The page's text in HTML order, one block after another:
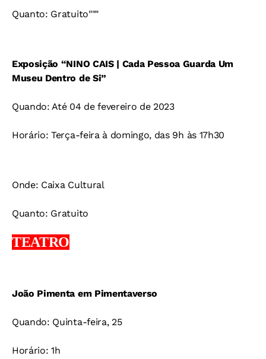
Quanto: Gratuito"""
Exposição “NINO CAIS | Cada Pessoa Guarda Um
Museu Dentro de Si”
Quando: Até 04 de fevereiro de 2023
Horário: Terça-feira à domingo, das 9h às 17h30
Onde: Caixa Cultural
Quanto: Gratuito
TEATRO
João Pimenta em Pimentaverso
Quando: Quinta-feira, 25
Horário: 1h